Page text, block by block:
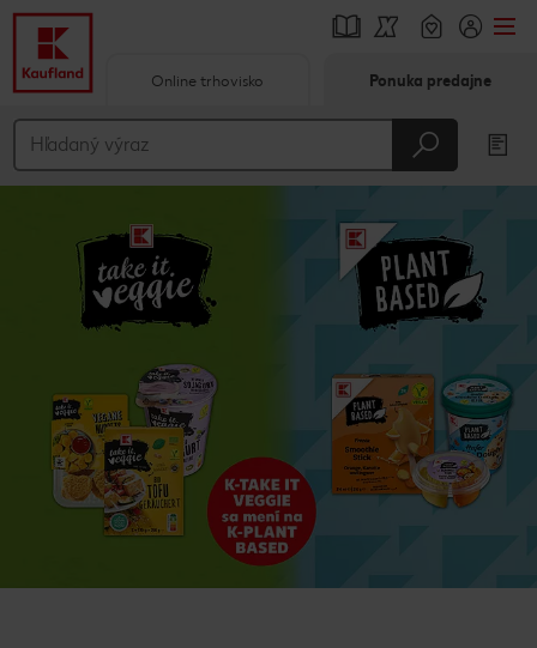
Hlavný obsah
Vyskakovací bočný panel
Online trhovisko Ponuka predajne